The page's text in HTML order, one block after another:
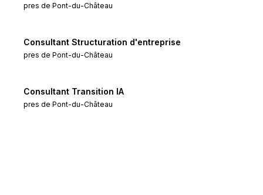
pres de Pont-du-Château
Consultant Structuration d'entreprise
pres de Pont-du-Château
Consultant Transition IA
pres de Pont-du-Château